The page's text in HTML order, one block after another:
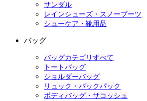
サンダル
レインシューズ・スノーブーツ
シューケア・靴用品
バッグ
バッグカテゴリすべて
トートバッグ
ショルダーバッグ
リュック・バックパック
ボディバッグ・サコッシュ